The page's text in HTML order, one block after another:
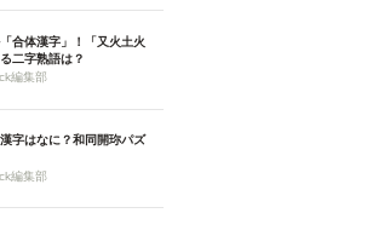
合体漢字」！「又火土火
二字熟語は？
編集部
漢字はなに？和同開珎パズ
編集部